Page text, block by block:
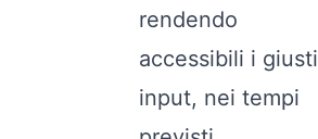
rendendo
accessibili i giusti
input, nei tempi